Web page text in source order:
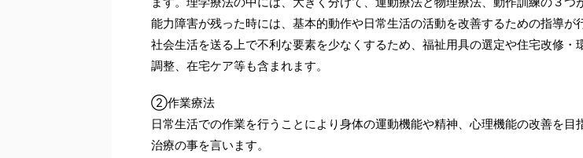
能力障害が残った時には、基本的動作や日常生活の活動を改善するための指導が
社会生活を送る上で不利な要素を少なくするため、福祉用具の選定や住宅改修・
調整、在宅ケア等も含まれます。
②作業療法
日常生活での作業を行うことにより身体の運動機能や精神、心理機能の改善を目
治療の事を言います。